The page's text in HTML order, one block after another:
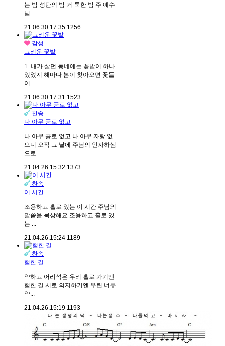
는 밤 성탄의 밤 거-룩한 밤 주 예수
님...
21.06.30. 17:35 1256
감성
그리운 꽃밭
1. 내가 살던 동네에는 꽃밭이 하나
있었지 해마다 봄이 찾아오면 꽃들
이 ...
21.06.30. 17:31 1523
찬송
나 아무 공로 없고
나 아무 공로 없고 나 아무 자랑 없
으니 오직 그 날에 주님의 인자하심
으로...
21.04.26. 15:32 1373
찬송
이 시간
조용하고 홀로 있는 이 시간 주님의
말씀을 묵상해요 조용하고 홀로 있
는 ...
21.04.26. 15:24 1189
찬송
험한 길
약하고 어리석은 우리 홀로 가기엔
험한 길 서로 의지하기엔 우린 너무
약...
21.04.26. 15:19 1193